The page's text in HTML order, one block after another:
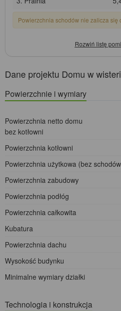
Powierzchnia schodów nie zalicza się
Dane projektu Domu w
Powierzchnie i wymiary
Powierzchnia netto domu
bez kotłowni
Powierzchnia kotłowni
Powierzchnia użytkowa (bez
Powierzchnia zabudowy
Powierzchnia podłóg
Powierzchnia całkowita
Kubatura
Powierzchnia dachu
Wysokość budynku
Minimalne wymiary działki
Technologia i konstrukcja